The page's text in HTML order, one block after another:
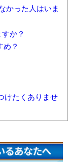
かった人はいま
か？
め？
けたくありませ